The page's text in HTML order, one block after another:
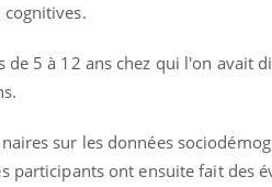
5 à 12 ans chez qui l'on avait
sur les données
participants ont ensuite fait des